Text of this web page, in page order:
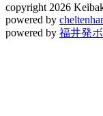
copyright 2026
powered by
powered by 福井発